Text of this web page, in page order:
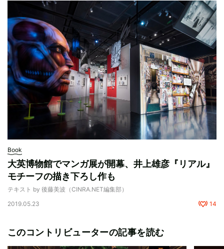
Book
大英博物館でマンガ展が開幕、井上雄彦『リアル』
モチーフの描き下ろし作も
テキスト by 後藤美波（CINRA.NET編集部）
2019.05.23
14
このコントリビューターの記事を読む